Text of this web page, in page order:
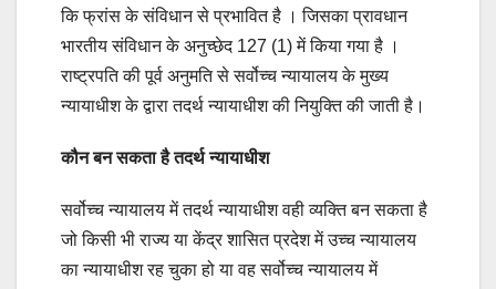
कि फ्रांस के संविधान से प्रभावित है । जिसका प्रावधान
भारतीय संविधान के अनुच्छेद 127 (1) में किया गया है ।
राष्ट्रपति की पूर्व अनुमति से सर्वोच्च न्यायालय के मुख्य
न्यायाधीश के द्वारा तदर्थ न्यायाधीश की नियुक्ति की जाती है।
कौन बन सकता है तदर्थ न्यायाधीश
सर्वोच्च न्यायालय में तदर्थ न्यायाधीश वही व्यक्ति बन सकता है
जो किसी भी राज्य या केंद्र शासित प्रदेश में उच्च न्यायालय
का न्यायाधीश रह चुका हो या वह सर्वोच्च न्यायालय में